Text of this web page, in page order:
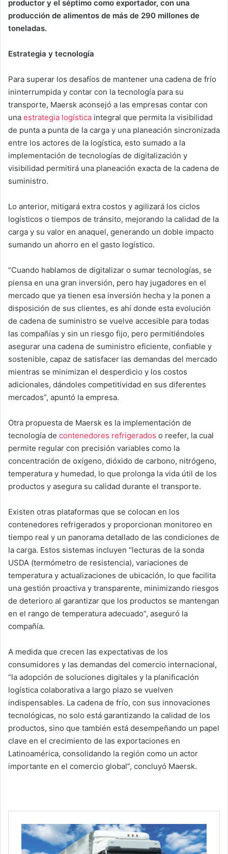
productor y el séptimo como exportador, con una
producción de alimentos de más de 290 millones de
toneladas.
Estrategia y tecnología
Para superar los desafíos de mantener una cadena de frío
ininterrumpida y contar con la tecnología para su
transporte, Maersk aconsejó a las empresas contar con
una estrategia logística integral que permita la visibilidad
de punta a punta de la carga y una planeación sincronizada
entre los actores de la logística, esto sumado a la
implementación de tecnologías de digitalización y
visibilidad permitirá una planeación exacta de la cadena de
suministro.
Lo anterior, mitigará extra costos y agilizará los ciclos
logísticos o tiempos de tránsito, mejorando la calidad de la
carga y su valor en anaquel, generando un doble impacto
sumando un ahorro en el gasto logístico.
“Cuando hablamos de digitalizar o sumar tecnologías, se
piensa en una gran inversión, pero hay jugadores en el
mercado que ya tienen esa inversión hecha y la ponen a
disposición de sus clientes, es ahí donde esta evolución
de cadena de suministro se vuelve accesible para todas
las compañías y sin un riesgo fijo, pero permitiéndoles
asegurar una cadena de suministro eficiente, confiable y
sostenible, capaz de satisfacer las demandas del mercado
mientras se minimizan el desperdicio y los costos
adicionales, dándoles competitividad en sus diferentes
mercados”, apuntó la empresa.
Otra propuesta de Maersk es la implementación de
tecnología de contenedores refrigerados o reefer, la cual
permite regular con precisión variables como la
concentración de oxígeno, dióxido de carbono, nitrógeno,
temperatura y humedad, lo que prolonga la vida útil de los
productos y asegura su calidad durante el transporte.
Existen otras plataformas que se colocan en los
contenedores refrigerados y proporcionan monitoreo en
tiempo real y un panorama detallado de las condiciones de
la carga. Estos sistemas incluyen “lecturas de la sonda
USDA (termómetro de resistencia), variaciones de
temperatura y actualizaciones de ubicación, lo que facilita
una gestión proactiva y transparente, minimizando riesgos
de deterioro al garantizar que los productos se mantengan
en el rango de temperatura adecuado”, aseguró la
compañía.
A medida que crecen las expectativas de los
consumidores y las demandas del comercio internacional,
“la adopción de soluciones digitales y la planificación
logística colaborativa a largo plazo se vuelven
indispensables. La cadena de frío, con sus innovaciones
tecnológicas, no solo está garantizando la calidad de los
productos, sino que también está desempeñando un papel
clave en el crecimiento de las exportaciones en
Latinoamérica, consolidando la región como un actor
importante en el comercio global”, concluyó Maersk.